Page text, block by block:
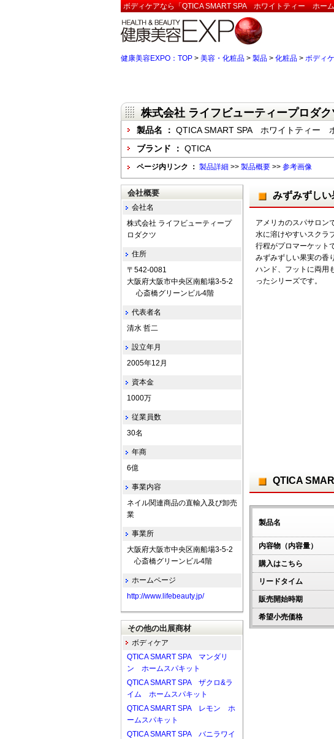
ボディケアなら「QTICA SMART SPA ホワイトティー ホー
健康美容EXPO：TOP > 美容・化粧品 > 製品 > 化粧品 > ボディ
株式会社 ライフビューティープロダク
製品名 ： QTICA SMART SPA ホワイトティー
ブランド ： QTICA
ページ内リンク ： 製品詳細 >> 製品概要 >> 参考画像
みずみずしい
アメリカのスパサロン
水に溶けやすいスクラ
行程がプロマーケット
みずみずしい果実の香
ハンド、フットに両用
ったシリーズです。
QTICA
製品名
内容物（内容量）
購入はこちら
リードタイム
販売開始時期
希望小売価格
会社概要
会社名
株式会社 ライフビューティープ
ロダクツ
住所
〒542-0081
大阪府大阪市中央区南船場3-5-2
心斎橋グリーンビル4階
代表者名
清水 哲二
設立年月
2005年12月
資本金
1000万
従業員数
30名
年商
6億
事業内容
ネイル関連商品の直輸入及び卸売
業
事業所
大阪府大阪市中央区南船場3-5-2
心斎橋グリーンビル4階
ホームページ
http://www.lifebeauty.jp/
その他の出展商材
ボディケア
QTICA SMART SPA マンダリ
ン ホームスパキット
QTICA SMART SPA ザクロ&ラ
イム ホームスパキット
QTICA SMART SPA レモン ホ
ームスパキット
QTICA SMART SPA バニラワイ